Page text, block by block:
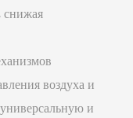
снижая
воздуха и
и